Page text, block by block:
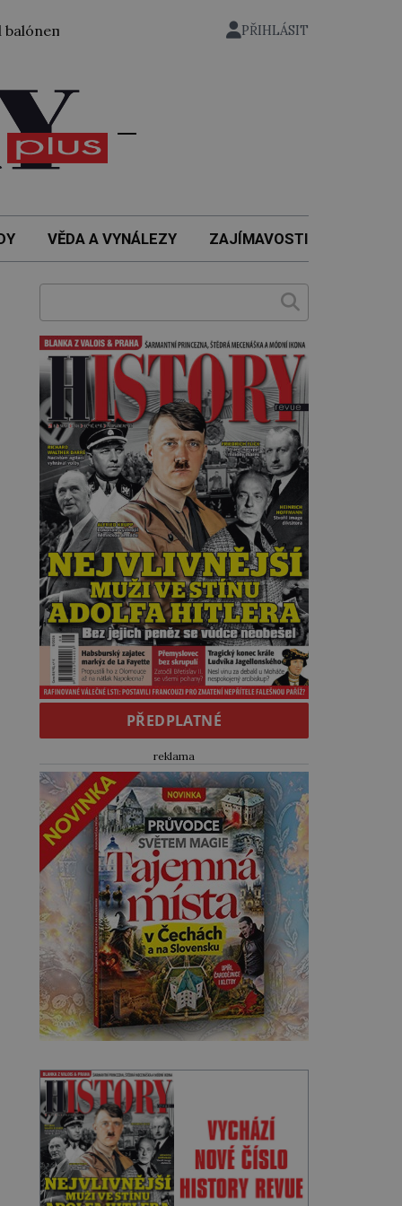
ze zahrady nuselského pivovaru a stal se tak prvním
PŘIHLÁSIT
VĚDA A VYNÁLEZY ZAJÍMAVOSTI
PŘEDPLATNÉ
reklama